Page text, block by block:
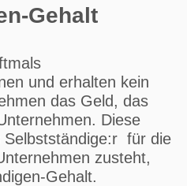
Gehalt
und erhalten kein
das Geld, das
Diese
Selbstständige:r für die
zusteht,
Gehalt.